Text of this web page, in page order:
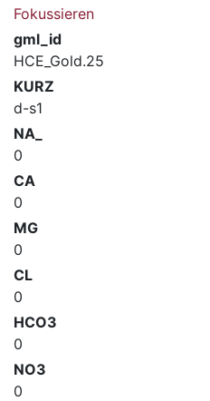
Fokussieren
gml_id
HCE_Gold.25
KURZ
d-s1
NA_
0
CA
0
MG
0
CL
0
HCO3
0
NO3
0